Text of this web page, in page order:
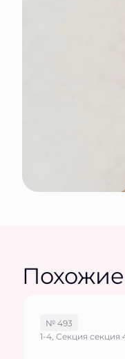
№ 493
1-4, Секция секция